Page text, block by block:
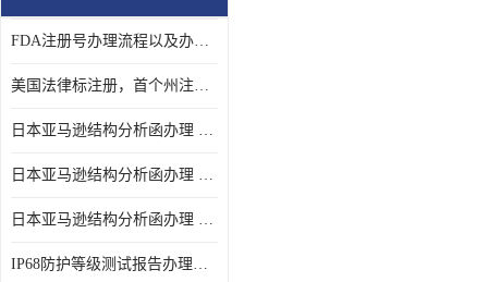
FDA注册号办理流程以及办理周期是多久
美国法律标注册，首个州注册该如何选择
日本亚马逊结构分析函办理 日本亚马逊 电饭煲
日本亚马逊结构分析函办理 日本亚马逊 热水壶等；
日本亚马逊结构分析函办理 日本亚马逊 果汁搅拌机
IP68防护等级测试报告办理标准要求